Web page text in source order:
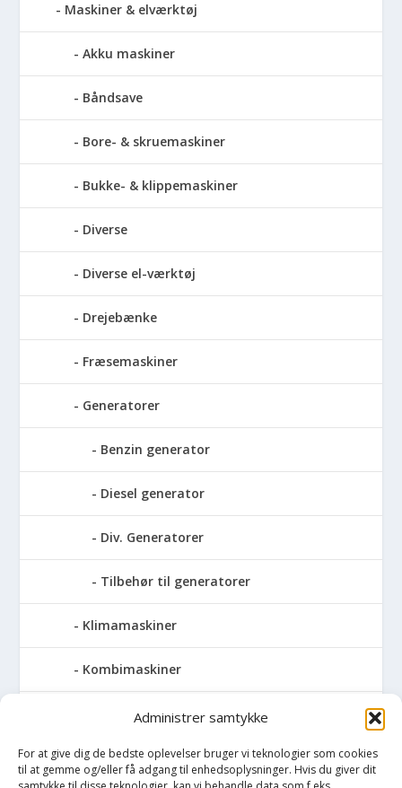
Administrer samtykke
For at give dig de bedste oplevelser bruger vi teknologier som cookies
til at gemme og/eller få adgang til enhedsoplysninger. Hvis du giver dit
Maskiner & elværktøj
Akku maskiner
Båndsave
Bore- & skruemaskiner
Bukke- & klippemaskiner
Diverse
Diverse el-værktøj
Drejebænke
Fræsemaskiner
Generatorer
Benzin generator
Diesel generator
Div. Generatorer
Tilbehør til generatorer
Klimamaskiner
Kombimaskiner
Kompressor
Pressemaskiner